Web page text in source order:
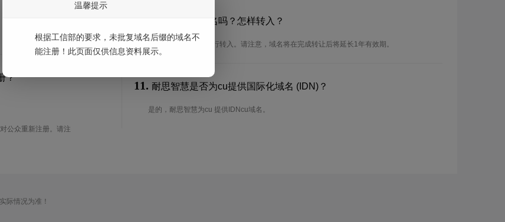
？
公众重新注册。请注
可以转入cu域名吗？怎样转入？
是的，cu域名可以进行转入。请注意，域名将在完成转让后将延长1年有效期。
11. 耐思智慧是否为cu提供国际化域名 (IDN)？
是的，耐思智慧为cu 提供IDNcu域名。
际情况为准！
温馨提示
根据工信部的要求，未批复域名后缀的域名不
能注册！此页面仅供信息资料展示。